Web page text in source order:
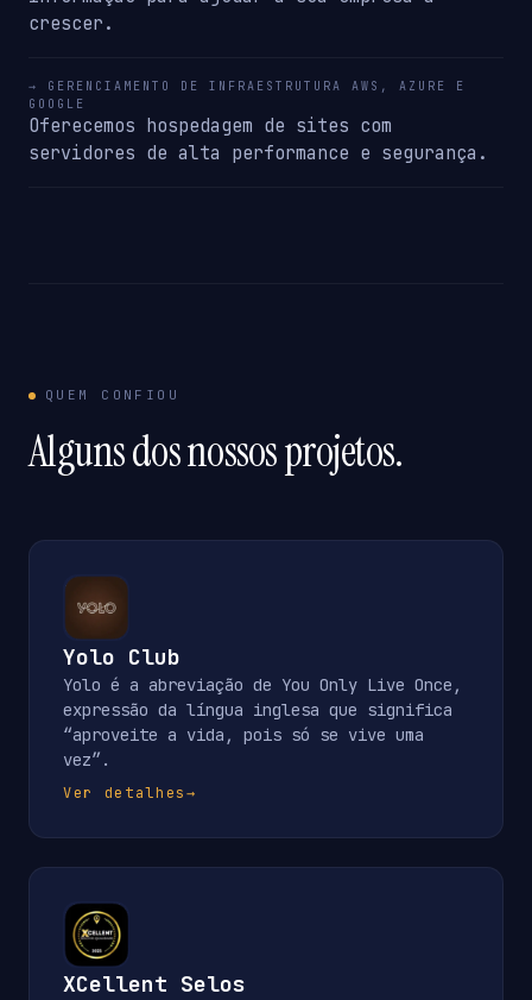
crescer.
→ GERENCIAMENTO DE INFRAESTRUTURA AWS, AZURE E
GOOGLE
Oferecemos hospedagem de sites com
servidores de alta performance e segurança.
QUEM CONFIOU
Alguns dos nossos projetos.
Yolo Club
Yolo é a abreviação de You Only Live Once,
expressão da língua inglesa que significa
“aproveite a vida, pois só se vive uma
vez”.
Ver detalhes→
XCellent Selos